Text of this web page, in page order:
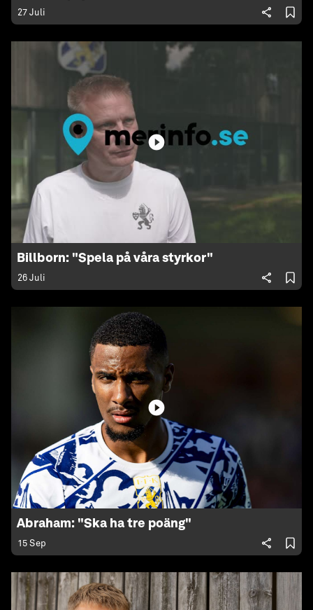
27 Juli
Billborn: "Spela på våra styrkor"
26 Juli
Abraham: "Ska ha tre poäng"
15 Sep